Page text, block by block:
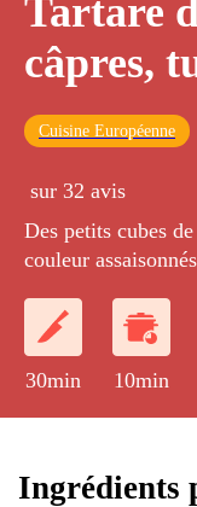
Tartare
câpres,
Cuisine Européenne
sur 32 avis
Des petits cubes
couleur
d'une tuile de
30min 10min
Ingrédients